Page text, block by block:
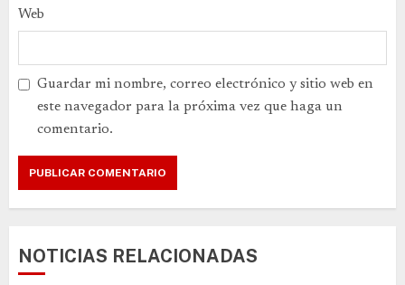
Web
Guardar mi nombre, correo electrónico y sitio web en
este navegador para la próxima vez que haga un
comentario.
NOTICIAS RELACIONADAS